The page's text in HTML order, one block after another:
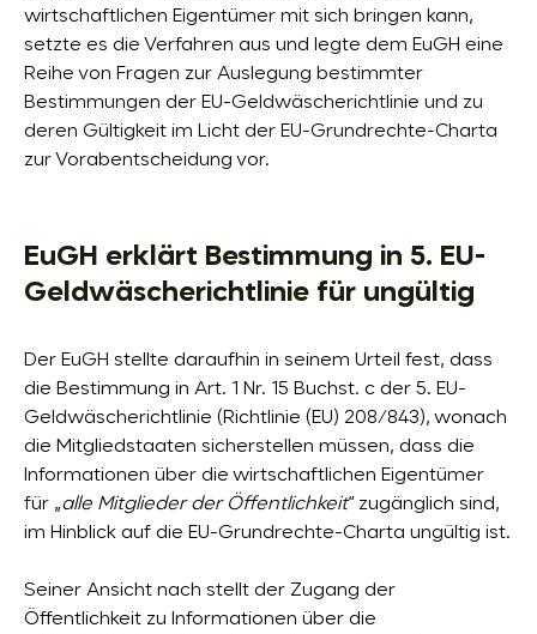
wirtschaftlichen Eigentümer mit sich bringen kann,
setzte es die Verfahren aus und legte dem EuGH eine
Reihe von Fragen zur Auslegung bestimmter
Bestimmungen der EU-Geldwäscherichtlinie und zu
deren Gültigkeit im Licht der EU-Grundrechte-Charta
zur Vorabentscheidung vor.
EuGH erklärt Bestimmung in 5. EU-
Geldwäscherichtlinie für ungültig
Der EuGH stellte daraufhin in seinem Urteil fest, dass
die Bestimmung in Art. 1 Nr. 15 Buchst. c der 5. EU-
Geldwäscherichtlinie (Richtlinie (EU) 208/843), wonach
die Mitgliedstaaten sicherstellen müssen, dass die
Informationen über die wirtschaftlichen Eigentümer
für „alle Mitglieder der Öffentlichkeit“ zugänglich sind,
im Hinblick auf die EU-Grundrechte-Charta ungültig ist.
Seiner Ansicht nach stellt der Zugang der
Öffentlichkeit zu Informationen über die